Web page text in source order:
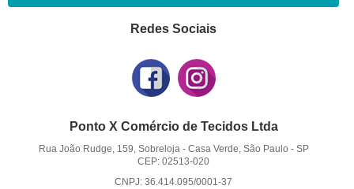
Redes Sociais
Ponto X Comércio de Tecidos Ltda
Rua João Rudge, 159, Sobreloja- Casa Verde, São Paulo - SP
CEP: 02513-020
CNPJ: 36.414.095/0001-37